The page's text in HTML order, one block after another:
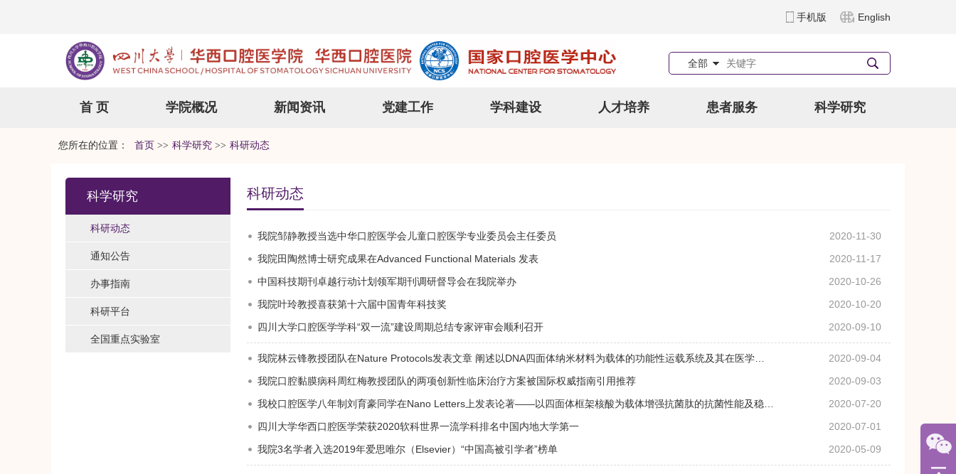
手机版 English
全部
首 页 学院概况 新闻资讯 党建工作 学科建设 人才培养 患者服务 科学研究
您所在的位置： 首页 >> 科学研究 >> 科研动态
科学研究
科研动态
通知公告
办事指南
科研平台
全国重点实验室
科研动态
我院邹静教授当选中华口腔医学会儿童口腔医学专业委员会主任委员
2020-11-30
我院田陶然博士研究成果在Advanced Functional Materials 发表
2020-11-17
中国科技期刊卓越行动计划领军期刊调研督导会在我院举办
2020-10-26
我院叶玲教授喜获第十六届中国青年科技奖
2020-10-20
四川大学口腔医学学科“双一流”建设周期总结专家评审会顺利召开
2020-09-10
我院林云锋教授团队在Nature Protocols发表文章 阐述以DNA四面体纳米材料为载体的功能性运载系统及其在医学…
2020-09-04
我院口腔黏膜病科周红梅教授团队的两项创新性临床治疗方案被国际权威指南引用推荐
2020-09-03
我校口腔医学八年制刘育豪同学在Nano Letters上发表论著——以四面体框架核酸为载体增强抗菌肽的抗菌性能及稳…
2020-07-20
四川大学华西口腔医学荣获2020软科世界一流学科排名中国内地大学第一
2020-07-01
我院3名学者入选2019年爱思唯尔（Elsevier）“中国高被引学者”榜单
2020-05-09